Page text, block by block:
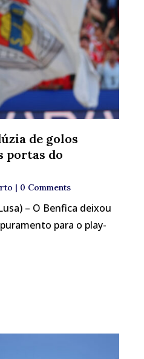
de golos
portas do
| 0 Comments
– O Benfica deixou
para o play-